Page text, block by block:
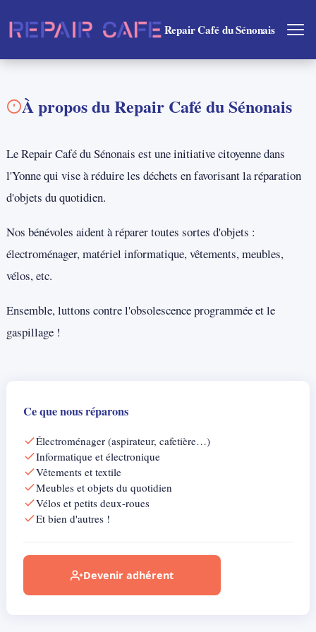
Repair Café du Sénonais
À propos du Repair Café du Sénonais
Le Repair Café du Sénonais est une initiative citoyenne dans
l'Yonne qui vise à réduire les déchets en favorisant la réparation
d'objets du quotidien.
Nos bénévoles aident à réparer toutes sortes d'objets :
électroménager, matériel informatique, vêtements, meubles,
vélos, etc.
Ensemble, luttons contre l'obsolescence programmée et le
gaspillage !
Ce que nous réparons
Électroménager (aspirateur, cafetière…)
Informatique et électronique
Vêtements et textile
Meubles et objets du quotidien
Vélos et petits deux-roues
Et bien d'autres !
Devenir adhérent